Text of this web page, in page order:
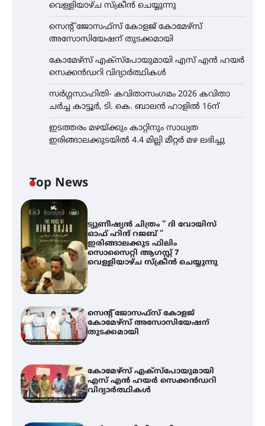
വെള്ളിയാഴ്ച സ്‌ക്രീൻ ചെയ്യുന്നു
സെന്റ് ജോസഫ്സ് കോളജ് കോമേഴ്‌സ്
അസോസിയേഷന് തുടക്കമായി
കോമേഴ്സ് എക്സ്പോയുമായി എസ് എൻ ഹയർ
സെക്കൻഡറി വിദ്യാർത്ഥികൾ
സർഗ്ഗസാഹിതി- കവിതാസംഗമം 2026 കവിതാ
ചർച്ച കാട്ടൂർ, ടി. കെ. ബാലൻ ഹാളിൽ 16ന്
ഇടത്തരം മഴയ്ക്കും കാറ്റിനും സാധ്യത
ഇരിങ്ങാലക്കുടയിൽ 4.4 മില്ലി മീറ്റർ മഴ ലഭിച്ചു
Top News
ട്യുണീഷ്യൻ ചിത്രം ” ദി വോയിസ്
ഓഫ് ഹിന്ദ് റജബ് ”
ഇരിങ്ങാലക്കുട ഫിലിം
സൊസൈറ്റി ആഗസ്റ്റ് 7
വെള്ളിയാഴ്ച സ്‌ക്രീൻ ചെയ്യുന്നു
സെന്റ് ജോസഫ്സ് കോളജ്
കോമേഴ്‌സ് അസോസിയേഷന്
തുടക്കമായി
കോമേഴ്സ് എക്സ്പോയുമായി
എസ് എൻ ഹയർ സെക്കൻഡറി
വിദ്യാർത്ഥികൾ